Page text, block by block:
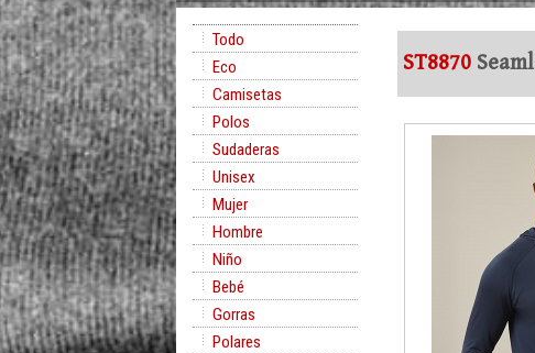
Todo
Eco
Camisetas
Polos
Sudaderas
Unisex
Mujer
Hombre
Niño
Bebé
Gorras
Polares
ST8870